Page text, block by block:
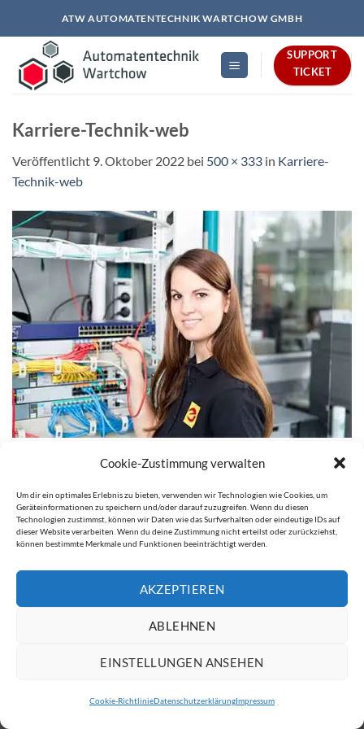
Cookie-Zustimmung verwalten
Um dir ein optimales Erlebnis zu bieten, verwenden wir Technologien wie Cookies, um
Geräteinformationen zu speichern und/oder darauf zuzugreifen. Wenn du diesen
Technologien zustimmst, können wir Daten wie das Surfverhalten oder eindeutige IDs auf
dieser Website verarbeiten. Wenn du deine Zustimmung nicht erteilst oder zurückziehst,
können bestimmte Merkmale und Funktionen beeinträchtigt werden.
AKZEPTIEREN
ABLEHNEN
EINSTELLUNGEN ANSEHEN
Cookie-RichtlinieDatenschutzerklärungImpressum
springen
ATW AUTOMATENTECHNIK WARTCHOW GMBH
SUPPORT
TICKET
Karriere-Technik-web
Veröffentlicht 9. Oktober 2022 bei 500 × 333 in Karriere-
Technik-web
Kommentare und Trackbacks sind derzeit geschlossen.
←Zurück
Weiter→
DATENSCHUTZERKLÄRUNG
ATW Automatentechnik Wartchow GmbH